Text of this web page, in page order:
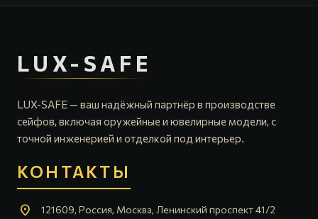
LUX-SAFE
LUX-SAFE — ваш надёжный партнёр в производстве
сейфов, включая оружейные и ювелирные модели, с
точной инженерией и отделкой под интерьер.
КОНТАКТЫ
location_on 121609, Россия, Москва, Ленинский проспект 41/2